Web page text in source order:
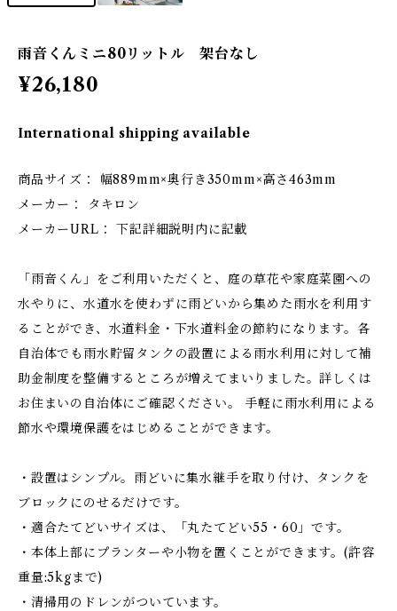
雨音くんミニ80リットル 架台なし
¥26,180
International shipping available
商品サイズ： 幅889mm×奥行き350mm×高さ463mm
メーカー： タキロン
メーカーURL： 下記詳細説明内に記載
「雨音くん」をご利用いただくと、庭の草花や家庭菜園への
水やりに、水道水を使わずに雨どいから集めた雨水を利用す
ることができ、水道料金・下水道料金の節約になります。各
自治体でも雨水貯留タンクの設置による雨水利用に対して補
助金制度を整備するところが増えてまいりました。詳しくは
お住まいの自治体にご確認ください。 手軽に雨水利用による
節水や環境保護をはじめることができます。
・設置はシンプル。雨どいに集水継手を取り付け、タンクを
ブロックにのせるだけです。
・適合たてどいサイズは、「丸たてどい55・60」です。
・本体上部にプランターや小物を置くことができます。(許容
重量:5kgまで)
・清掃用のドレンがついています。